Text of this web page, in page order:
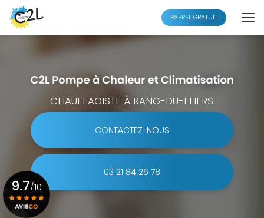
Aller
au
contenu
principal
RAPPEL GRATUIT
CHAUFFAGISTE À RANG-DU-FLIERS
CONTACTEZ-NOUS
03 21 84 26 78
9.7/10